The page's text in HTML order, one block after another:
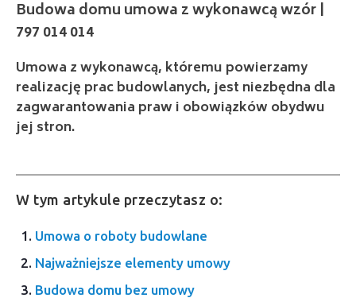
Umowa z wykonawcą, któremu powierzamy
realizację prac budowlanych, jest niezbędna dla
zagwarantowania praw i obowiązków obydwu
jej stron.
W tym artykule przeczytasz o:
Umowa o roboty budowlane
Najważniejsze elementy umowy
Budowa domu bez umowy